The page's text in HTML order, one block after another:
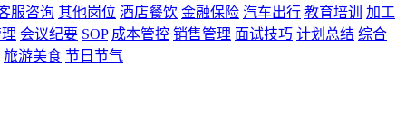
服咨询 其他岗位 酒店餐饮 金融保险 汽车出行 教育培训
加工
会议纪要 SOP 成本管控 销售管理 面试技巧 计划总结 综合
旅游美食 节日节气